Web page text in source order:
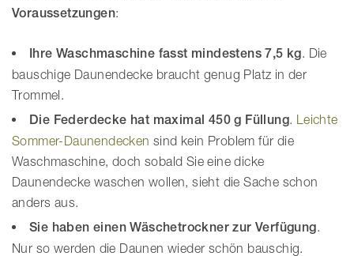
Voraussetzungen:
Ihre Waschmaschine fasst mindestens 7,5 kg. Die
bauschige Daunendecke braucht genug Platz in der
Trommel.
Die Federdecke hat maximal 450 g Füllung. Leichte
Sommer-Daunendecken sind kein Problem für die
Waschmaschine, doch sobald Sie eine dicke
Daunendecke waschen wollen, sieht die Sache schon
anders aus.
Sie haben einen Wäschetrockner zur Verfügung.
Nur so werden die Daunen wieder schön bauschig.